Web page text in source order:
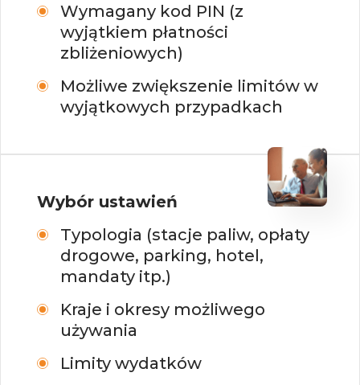
Wymagany kod PIN (z
wyjątkiem płatności
zbliżeniowych)
Możliwe zwiększenie limitów w
wyjątkowych przypadkach
Wybór ustawień
Typologia (stacje paliw, opłaty
drogowe, parking, hotel,
mandaty itp.)
Kraje i okresy możliwego
używania
Limity wydatków